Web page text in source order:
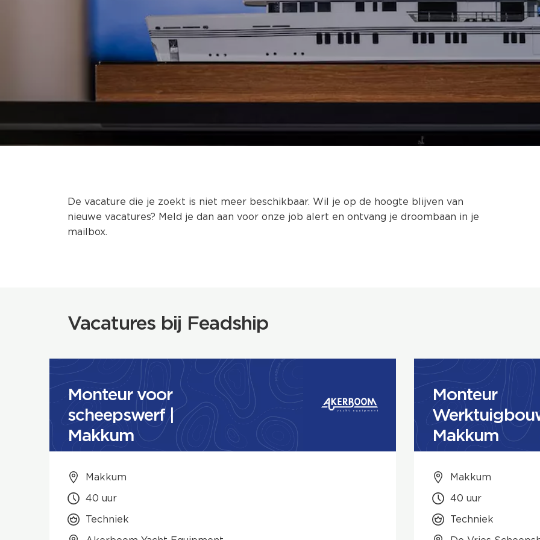
De vacature die je zoekt is niet meer beschikbaar. Wil je op de hoogte blijven van
nieuwe vacatures? Meld je dan aan voor onze job alert en ontvang je droombaan in je
mailbox.
Vacatures bij Feadship
Monteur voor
scheepswerf |
Makkum
Makkum
40 uur
Techniek
Monteur
Makkum
Makkum
40 uur
Techniek